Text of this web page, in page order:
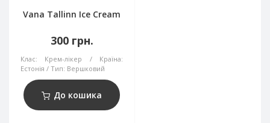
Vana Tallinn Ice Cream
300 грн.
Клас: Крем-лікер
Країна:
Естонія
Тип: Вершковий
До кошика